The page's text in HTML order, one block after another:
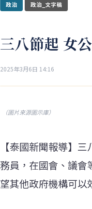
政治 政治_文字稿
三八節起 女
2025年3月6日 14:16
（圖片來源圖示庫）
【泰國新聞報導】
務員，在國會、議會
望其他政府機構可以